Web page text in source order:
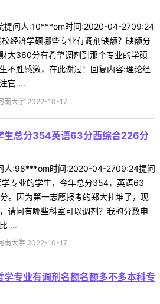
提问人:10***om时间:2020-04-2709:24
经济学硕哪些专业有调剂缺额？缺额分
大360分有希望调剂到那个专业的学硕
不胜感激，在此谢过！回复内容:理论经
官 ...
南大学 2022-10-17
生总分354英语63分西综合226分
人:98***om时间:2020-04-2709:24提问
专业的学生，今年总分354，英语63
。因为第一志愿报考的郑大扎堆了，现
请问有哪些科室可以调剂？我的分数申
...
南大学 2022-10-17
专业有调剂名额名额多不多本科专